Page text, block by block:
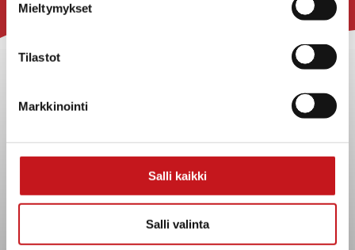
Mieltymykset
Tilastot
Markkinointi
Salli kaikki
Salli valinta
Rautalammin kunta
Strategiat, ohjelmat, ohjeet, suunnitelmat, säännöt ja
sopimukset
Evästeet
Tietosuoja